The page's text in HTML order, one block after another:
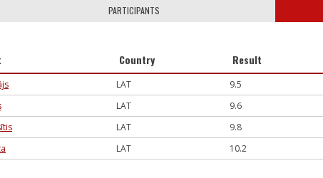
PARTICIPANTS
Country Result
LAT 9.5
LAT 9.6
LAT 9.8
LAT 10.2